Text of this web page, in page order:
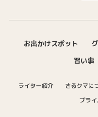
お出かけスポット
習い事
ライター紹介 さるクマに
プラ